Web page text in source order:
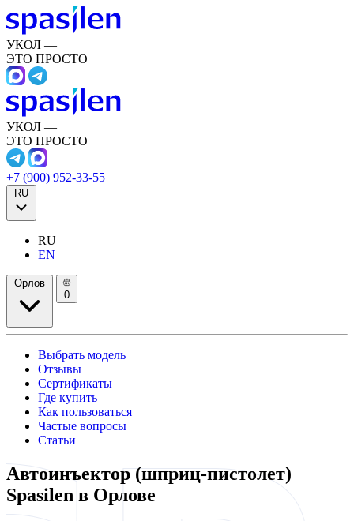
УКОЛ —
ЭТО ПРОСТО
УКОЛ —
ЭТО ПРОСТО
+7 (900) 952-33-55
RU
RU
EN
Орлов
0
Выбрать модель
Отзывы
Сертификаты
Где купить
Как пользоваться
Частые вопросы
Статьи
Автоинъектор (шприц-пистолет)
Spasilen в Орлове